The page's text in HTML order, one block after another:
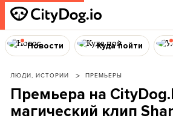
Новости Куда пойти
ЛЮДИ, ИСТОРИИ ПРЕМЬЕРЫ
Премьера на
магический клип